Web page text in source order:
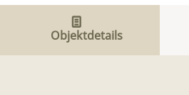
Objektdetails